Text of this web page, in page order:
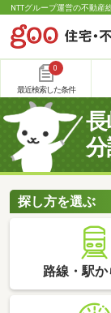
NTTグループ運営の不動産
0
最近検索した条件
探し方を選ぶ
路線・駅